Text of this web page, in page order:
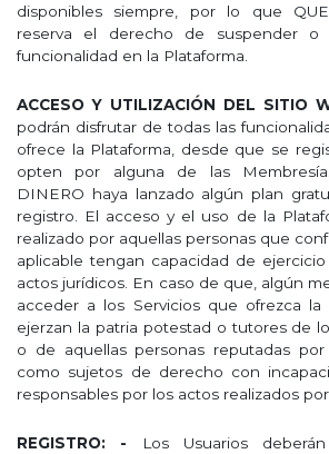
disponibles siempre, por lo que
reserva el derecho de suspender o
funcionalidad en la Plataforma.
ACCESO Y UTILIZACIÓN DEL SITIO
podrán disfrutar de todas las
ofrece la Plataforma, desde que se
opten por alguna de las
DINERO haya lanzado algún plan
registro. El acceso y el uso de la
realizado por aquellas personas que
aplicable tengan capacidad de
actos jurídicos. En caso de que, algún
acceder a los Servicios que ofrezca la
ejerzan la patria potestad o tutores de
o de aquellas personas reputadas
como sujetos de derecho con
responsables por los actos realizados
REGISTRO: - Los Usuarios